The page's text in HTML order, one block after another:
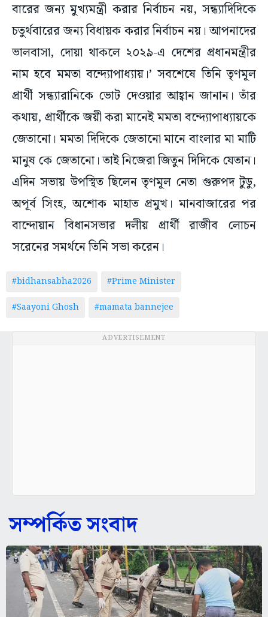
বারের জন্য মুখ্যমন্ত্রী করার নির্বাচন নয়, সন্ধ্যাদিদিকে
চতুর্থবারের জন্য বিধায়ক করার নির্বাচন নয়। আপনাদের
ভালবাসা, দোয়া থাকলে ২০২৯-এ দেশের প্রধানমন্ত্রীর
নাম হবে মমতা বন্দ্যোপাধ্যায়।’ সবশেষে তিনি তৃণমূল
প্রার্থী সন্ধ্যারানিকে ভোট দেওয়ার আহ্বান জানান। তাঁর
কথায়, প্রার্থীকে জয়ী করা মানেই মমতা বন্দ্যোপাধ্যায়কে
জেতানো। মমতা দিদিকে জেতানো মানে বাংলার মা মাটি
মানুষ কে জেতানো। তাই নিজেরা জিতুন দিদিকে যেতান।
এদিন সভায় উপস্থিত ছিলেন তৃণমূল নেতা গুরুপদ টুডু,
অপূর্ব সিংহ, অশোক মাহাত প্রমুখ। মানবাজারের পর
বান্দোয়ান বিধানসভার দলীয় প্রার্থী রাজীব লোচন
সরেনের সমর্থনে তিনি সভা করেন।
#bidhansabha2026
#Prime Minister
#Saayoni Ghosh
#mamata bannejee
ADVERTISEMENT
সম্পর্কিত সংবাদ